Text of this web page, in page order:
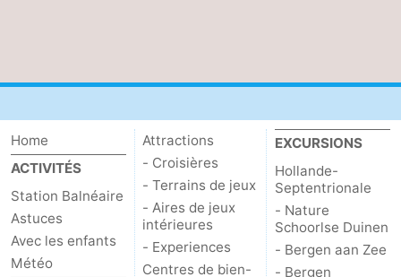
Nature
Hollands
Duin
-
Katwijk
-
Scheveningen
-
La
-
Home
ACTIVITÉS
Station Balnéaire
Astuces
Avec les enfants
Météo
Attractions
- Croisières
- Terrains de jeux
- Aires de jeux
intérieures
- Experiences
Centres de bien-
EXCURSIONS
Hollande-
Septentrionale
- Nature
Schoorlse Duinen
- Bergen aan Zee
- Bergen